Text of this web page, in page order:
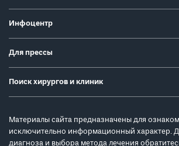
Инфоцентр
Для прессы
Поиск хирургов и клиник
Материалы сайта предназначены для
исключительно информационный характер.
диагноза и выбора метода лечения